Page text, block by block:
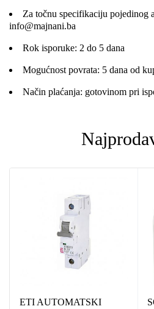
Za točnu specifikaciju pojedinog
info@majnani.ba
Rok isporuke: 2 do 5 dana
Mogućnost povrata: 5 dana od
Način plaćanja: gotovinom pri
ETI AUTOMATSKI